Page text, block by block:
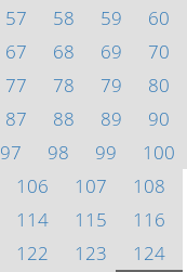
57 58 59
60
67 68 69
70
77 78 79
80
87 88 89
90
97 98 99
100
106 107
108
114 115
116
122 123
124